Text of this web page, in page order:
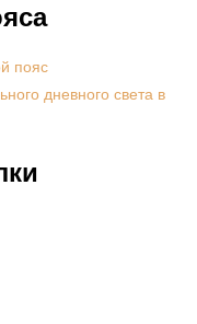
пояс
дневного света в